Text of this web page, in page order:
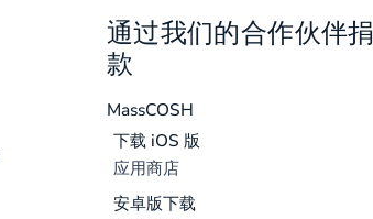
通过我们的合作伙伴捐
款
MassCOSH
下载 iOS 版
应用商店
安卓版下载